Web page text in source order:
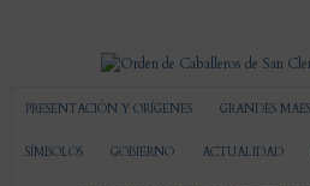
PRESENTACIÓN Y ORÍGENES GRANDES
SÍMBOLOS GOBIERNO ACTUALIDAD